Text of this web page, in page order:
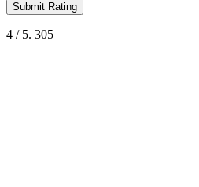
Submit Rating
4 / 5. 305